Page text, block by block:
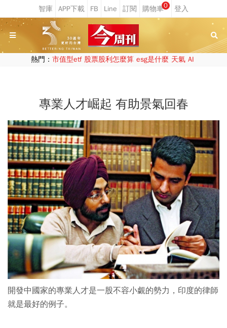
0
熱門： 市值型etf 股票股利怎麼算 esg是什麼 天氣 AI
專業人才崛起 有助景氣回春
開發中國家的專業人才是一股不容小覷的勢力，印度的律師
就是最好的例子。